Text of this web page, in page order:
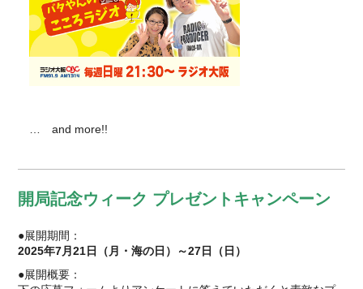
… and more!!
開局記念ウィーク プレゼントキャンペーン
●展開期間：
2025年7月21日（月・海の日）～27日（日）
●展開概要：